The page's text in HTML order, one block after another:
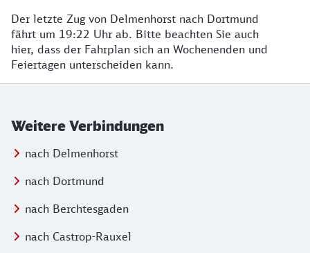
Der letzte Zug von Delmenhorst nach Dortmund
fährt um 19:22 Uhr ab. Bitte beachten Sie auch
hier, dass der Fahrplan sich an Wochenenden und
Feiertagen unterscheiden kann.
Weitere Verbindungen
nach Delmenhorst
nach Dortmund
nach Berchtesgaden
nach Castrop-Rauxel